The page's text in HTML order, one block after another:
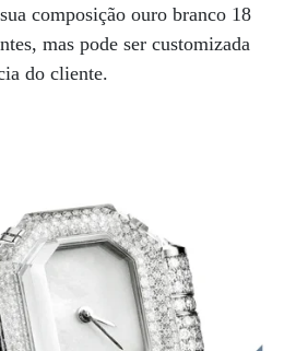
composição ouro branco 18
mas pode ser customizada
do cliente.